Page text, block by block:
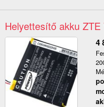
Helyettesítő akku ZTE
4